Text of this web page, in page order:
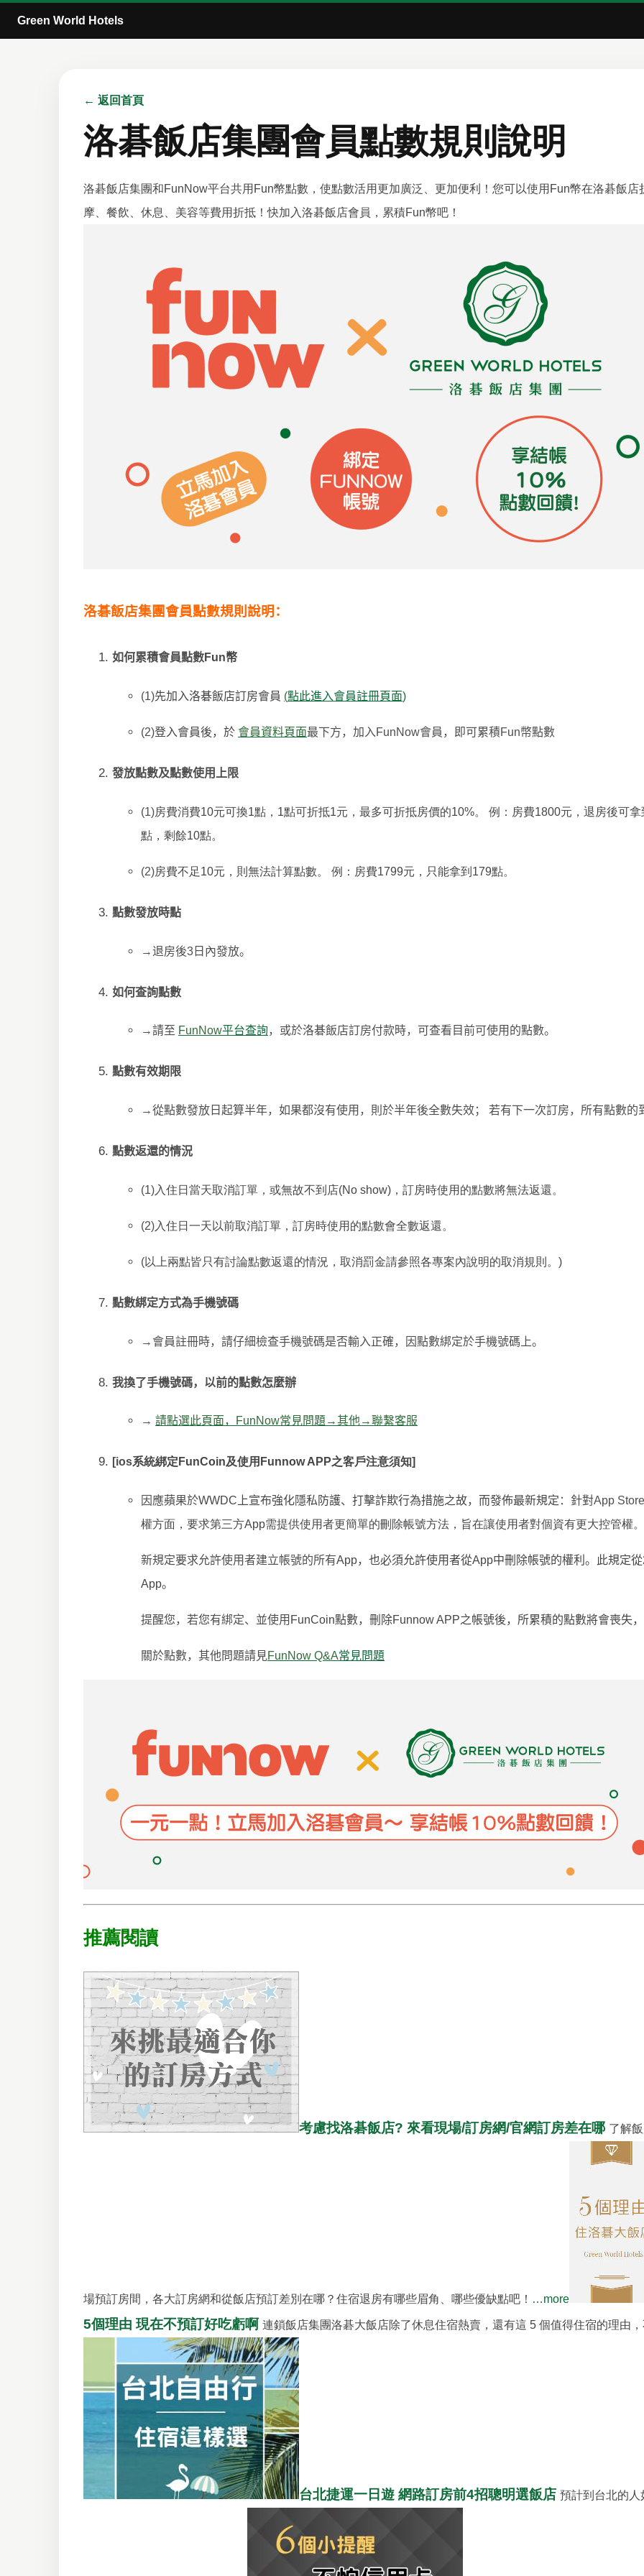
Green World Hotels
← 返回首頁
洛碁飯店集團會員點數規則說明
洛碁飯店集團和FunNow平台共用Fun幣點數，使點數活用更加廣泛、更加便利！您可以使用Fun幣在洛碁飯
摩、餐飲、休息、美容等費用折抵！快加入洛碁飯店會員，累積Fun幣吧！
洛碁飯店集團會員點數規則說明：
如何累積會員點數Fun幣
(1)先加入洛碁飯店訂房會員 (點此進入會員註冊頁面)
(2)登入會員後，於 會員資料頁面最下方，加入 FunNow會員，即可累積Fun幣點數
發放點數及點數使用上限
(1)房費消費10元可換1點，1點可折抵1元，最多可折抵房價的10%。 例：房費1800元，退房後可
點，剩餘10點。
(2)房費不足10元，則無法計算點數。 例：房費1799元，只能拿到179點。
點數發放時點
→退房後3 日內發放。
如何查詢點數
→請至 FunNow平台查詢，或於洛碁飯店訂房付款時，可查看目前可使用的點數。
點數有效期限
→從點數發放日起算半年，如果都沒有使用，則於半年後全數失效； 若有下一次訂房，所有點數的
點數返還的情況
(1)入住日當天取消訂單，或無故不到店(No show)，訂房時使用的點數將無法返還。
(2)入住日一天以前取消訂單，訂房時使用的點數會全數返還。
(以上兩點皆只有討論點數返還的情況，取消罰金請參照各專案內說明的取消規則。)
點數綁定方式為手機號碼
→ 會員註冊時，請仔細檢查手機號碼是否輸入正確，因點數綁定於手機號碼上。
我換了手機號碼，以前的點數怎麼辦
→ 請點選此頁面， FunNow常見問題→其他→聯繫客服
[ios系統綁定FunCoin及使用Funnow APP之客戶注意須知]
因應蘋果於WWDC 上宣布強化隱私防護、打擊詐欺行為措施之故，而發佈最新規定 ： 針對App Store
權方面，要求第三方App需提供使用者更簡單的刪除帳號方法，旨在讓使用者對個資有更大控管權。
新規定要求允許使用者建立帳號的所有App，也必須允許使用者從App中刪除帳號的權利。此規定從
App。
提醒您，若您有綁定、並使用 FunCoin點數，刪除Funnow APP之帳號後，所累積的點數將會喪失，
關於點數，其他問題請見FunNow Q&A常見問題
推薦閱讀
考慮找洛碁飯店? 來看現場/訂房網/官網訂房差在哪 了解
場預訂房間，各大訂房網和從飯店預訂差別在哪？住宿退房有哪些眉角、哪些優缺點吧！ …more
5個理由 現在不預訂好吃虧啊 連鎖飯店集團洛碁大飯店除了休息住宿熱賣，還有這 5 個值得住宿的理由
台北捷運一日遊 網路訂房前4招聰明選飯店 預計到台北的人